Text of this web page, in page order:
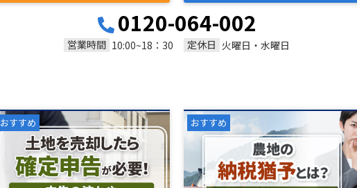
0120-064-002
営業時間 10:00~18：30 定休日 火曜日・水曜日
おすすめ おすすめ